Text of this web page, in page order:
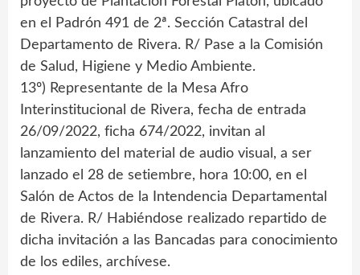
en el Padrón 491 de 2ª. Sección Catastral del
Departamento de Rivera. R/ Pase a la Comisión
de Salud, Higiene y Medio Ambiente.
13º) Representante de la Mesa Afro
Interinstitucional de Rivera, fecha de entrada
26/09/2022, ficha 674/2022, invitan al
lanzamiento del material de audio visual, a ser
lanzado el 28 de setiembre, hora 10:00, en el
Salón de Actos de la Intendencia Departamental
de Rivera. R/ Habiéndose realizado repartido de
dicha invitación a las Bancadas para conocimiento
de los ediles, archívese.